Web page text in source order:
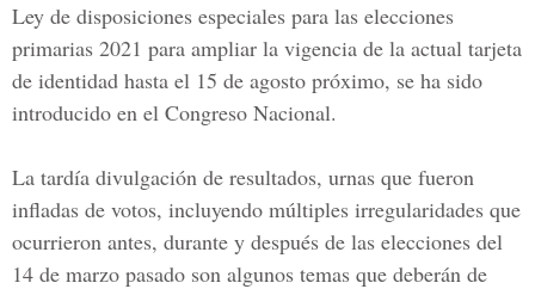
Ley de disposiciones especiales para las elecciones
primarias 2021 para ampliar la vigencia de la actual tarjeta
de identidad hasta el 15 de agosto próximo, se ha sido
introducido en el Congreso Nacional.
La tardía divulgación de resultados, urnas que fueron
infladas de votos, incluyendo múltiples irregularidades que
ocurrieron antes, durante y después de las elecciones del
14 de marzo pasado son algunos temas que deberán de